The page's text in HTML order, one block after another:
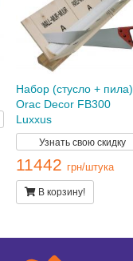
Набор (стусло + пила)
Orac Decor FB300
Luxxus
Узнать свою скидку
11442 грн/штука
В корзину!